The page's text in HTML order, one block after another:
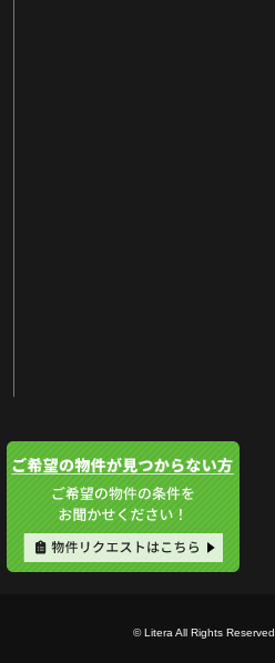
© Litera All Rights Reserved.